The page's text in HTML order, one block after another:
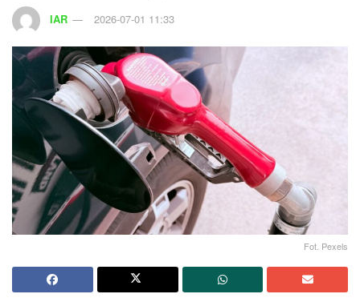
IAR 2026-07-01 11:33
Fot. Pexels